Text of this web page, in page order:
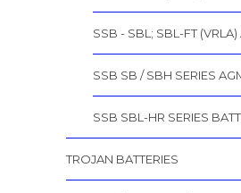
SSB - SBL; SBL-FT (VRLA)
SSB SB / SBH SERIES
SSB SBL-HR SERIES
TROJAN BATTERIES